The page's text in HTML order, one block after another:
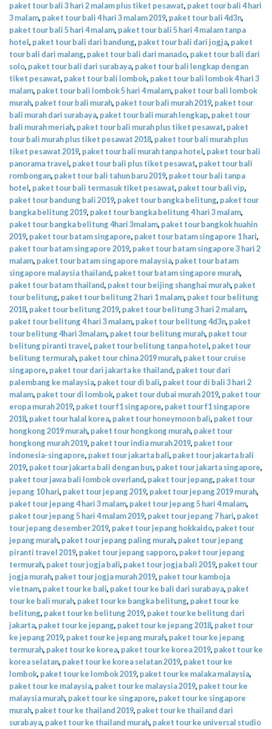
paket tour bali 3 hari 2 malam plus tiket pesawat, paket tour bali 4 hari
3 malam, paket tour bali 4 hari 3 malam 2019, paket tour bali 4d3n,
paket tour bali 5 hari 4 malam, paket tour bali 5 hari 4 malam tanpa
hotel, paket tour bali dari bandung, paket tour bali dari jogja, paket
tour bali dari malang, paket tour bali dari manado, paket tour bali dari
solo, paket tour bali dari surabaya, paket tour bali lengkap dengan
tiket pesawat, paket tour bali lombok, paket tour bali lombok 4 hari 3
malam, paket tour bali lombok 5 hari 4 malam, paket tour bali lombok
murah, paket tour bali murah, paket tour bali murah 2019, paket tour
bali murah dari surabaya, paket tour bali murah lengkap, paket tour
bali murah meriah, paket tour bali murah plus tiket pesawat, paket
tour bali murah plus tiket pesawat 2018, paket tour bali murah plus
tiket pesawat 2019, paket tour bali murah tanpa hotel, paket tour bali
panorama travel, paket tour bali plus tiket pesawat, paket tour bali
rombongan, paket tour bali tahun baru 2019, paket tour bali tanpa
hotel, paket tour bali termasuk tiket pesawat, paket tour bali vip,
paket tour bandung bali 2019, paket tour bangka belitung, paket tour
bangka belitung 2019, paket tour bangka belitung 4 hari 3 malam,
paket tour bangka belitung 4hari 3malam, paket tour bangkok huahin
2019, paket tour batam singapore, paket tour batam singapore 1 hari,
paket tour batam singapore 2019, paket tour batam singapore 3 hari 2
malam, paket tour batam singapore malaysia, paket tour batam
singapore malaysia thailand, paket tour batam singapore murah,
paket tour batam thailand, paket tour beijing shanghai murah, paket
tour belitung, paket tour belitung 2 hari 1 malam, paket tour belitung
2018, paket tour belitung 2019, paket tour belitung 3 hari 2 malam,
paket tour belitung 4 hari 3 malam, paket tour belitung 4d3n, paket
tour belitung 4hari 3malam, paket tour belitung murah, paket tour
belitung piranti travel, paket tour belitung tanpa hotel, paket tour
belitung termurah, paket tour china 2019 murah, paket tour cruise
singapore, paket tour dari jakarta ke thailand, paket tour dari
palembang ke malaysia, paket tour di bali, paket tour di bali 3 hari 2
malam, paket tour di lombok, paket tour dubai murah 2019, paket tour
eropa murah 2019, paket tour f1 singapore, paket tour f1 singapore
2018, paket tour halal korea, paket tour honeymoon bali, paket tour
hongkong 2019 murah, paket tour hongkong murah, paket tour
hongkong murah 2019, paket tour india murah 2019, paket tour
indonesia-singapore, paket tour jakarta bali, paket tour jakarta bali
2019, paket tour jakarta bali dengan bus, paket tour jakarta singapore,
paket tour jawa bali lombok overland, paket tour jepang, paket tour
jepang 10 hari, paket tour jepang 2019, paket tour jepang 2019 murah,
paket tour jepang 4 hari 3 malam, paket tour jepang 5 hari 4 malam,
paket tour jepang 5 hari 4 malam 2019, paket tour jepang 7 hari, paket
tour jepang desember 2019, paket tour jepang hokkaido, paket tour
jepang murah, paket tour jepang paling murah, paket tour jepang
piranti travel 2019, paket tour jepang sapporo, paket tour jepang
termurah, paket tour jogja bali, paket tour jogja bali 2019, paket tour
jogja murah, paket tour jogja murah 2019, paket tour kamboja
vietnam, paket tour ke bali, paket tour ke bali dari surabaya, paket
tour ke bali murah, paket tour ke bangka belitung, paket tour ke
belitung, paket tour ke belitung 2019, paket tour ke belitung dari
jakarta, paket tour ke jepang, paket tour ke jepang 2018, paket tour
ke jepang 2019, paket tour ke jepang murah, paket tour ke jepang
termurah, paket tour ke korea, paket tour ke korea 2019, paket tour ke
korea selatan, paket tour ke korea selatan 2019, paket tour ke
lombok, paket tour ke lombok 2019, paket tour ke malaka malaysia,
paket tour ke malaysia, paket tour ke malaysia 2019, paket tour ke
malaysia murah, paket tour ke singapore, paket tour ke singapore
murah, paket tour ke thailand 2019, paket tour ke thailand dari
surabaya, paket tour ke thailand murah, paket tour ke universal studio